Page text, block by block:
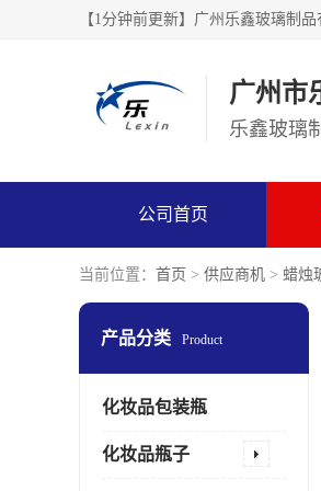
广州市
乐鑫玻璃
公司首页
当前位置： 首页 > 供应商机 > 蜡烛
产品分类 Product
化妆品包装瓶
化妆品瓶子